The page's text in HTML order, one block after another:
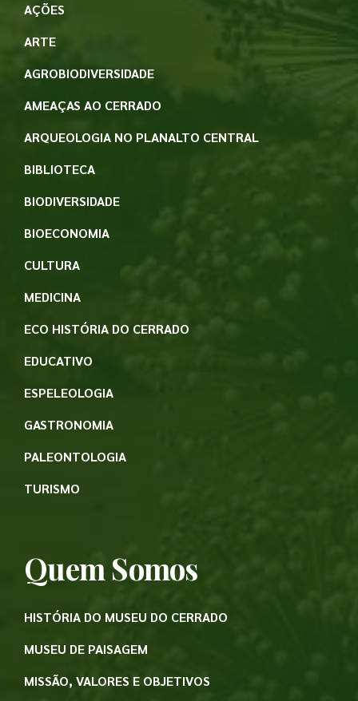
AÇÕES
ARTE
AGROBIODIVERSIDADE
AMEAÇAS AO CERRADO
ARQUEOLOGIA NO PLANALTO CENTRAL
BIBLIOTECA
BIODIVERSIDADE
BIOECONOMIA
CULTURA
MEDICINA
ECO HISTÓRIA DO CERRADO
EDUCATIVO
ESPELEOLOGIA
GASTRONOMIA
PALEONTOLOGIA
TURISMO
Quem Somos
HISTÓRIA DO MUSEU DO CERRADO
MUSEU DE PAISAGEM
MISSÃO, VALORES E OBJETIVOS